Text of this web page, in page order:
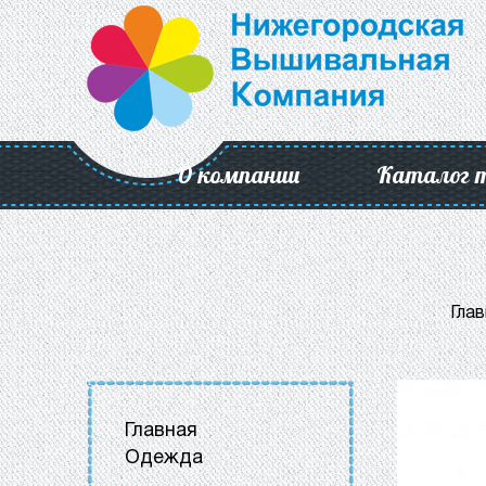
О компании Каталог
Главная
Одежда